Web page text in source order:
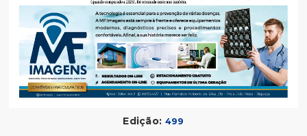
Edição: 499